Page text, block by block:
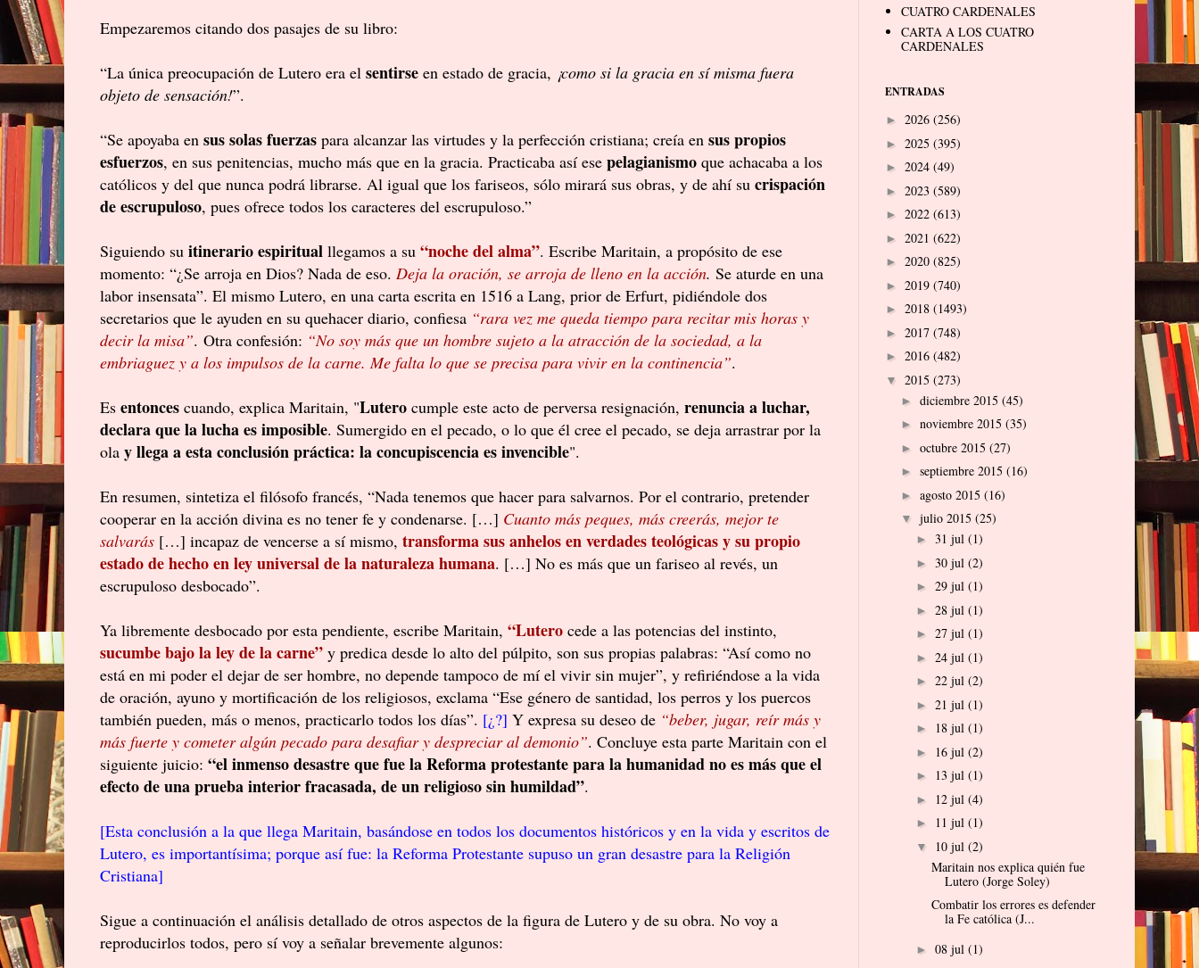
Empezaremos citando dos pasajes de su libro:
“La única preocupación de Lutero era el sentirse en estado de gracia, ¡como si la gracia en sí misma fuera
objeto de sensación!”.
“Se apoyaba en sus solas fuerzas para alcanzar las virtudes y la perfección cristiana; creía en sus propios
esfuerzos, en sus penitencias, mucho más que en la gracia. Practicaba así ese pelagianismo que achacaba a los
católicos y del que nunca podrá librarse. Al igual que los fariseos, sólo mirará sus obras, y de ahí su crispación
de escrupuloso, pues ofrece todos los caracteres del escrupuloso.”
Siguiendo su itinerario espiritual llegamos a su “noche del alma”. Escribe Maritain, a propósito de ese
momento: “¿Se arroja en Dios? Nada de eso. Deja la oración, se arroja de lleno en la acción. Se aturde en una
labor insensata”. El mismo Lutero, en una carta escrita en 1516 a Lang, prior de Erfurt, pidiéndole dos
secretarios que le ayuden en su quehacer diario, confiesa “rara vez me queda tiempo para recitar mis horas y
decir la misa”. Otra confesión: “No soy más que un hombre sujeto a la atracción de la sociedad, a la
embriaguez y a los impulsos de la carne. Me falta lo que se precisa para vivir en la continencia”.
Es entonces cuando, explica Maritain, "Lutero cumple este acto de perversa resignación, renuncia a luchar,
declara que la lucha es imposible. Sumergido en el pecado, o lo que él cree el pecado, se deja arrastrar por la
ola y llega a esta conclusión práctica: la concupiscencia es invencible".
En resumen, sintetiza el filósofo francés, “Nada tenemos que hacer para salvarnos. Por el contrario, pretender
cooperar en la acción divina es no tener fe y condenarse. […] Cuanto más peques, más creerás, mejor te
salvarás […] incapaz de vencerse a sí mismo, transforma sus anhelos en verdades teológicas y su propio
estado de hecho en ley universal de la naturaleza humana. […] No es más que un fariseo al revés, un
escrupuloso desbocado”.
Ya libremente desbocado por esta pendiente, escribe Maritain, “Lutero cede a las potencias del instinto,
sucumbe bajo la ley de la carne” y predica desde lo alto del púlpito, son sus propias palabras: “Así como no
está en mi poder el dejar de ser hombre, no depende tampoco de mí el vivir sin mujer”, y refiriéndose a la vida
de oración, ayuno y mortificación de los religiosos, exclama “Ese género de santidad, los perros y los puercos
también pueden, más o menos, practicarlo todos los días”. [¿?] Y expresa su deseo de “beber, jugar, reír más y
más fuerte y cometer algún pecado para desafiar y despreciar al demonio”. Concluye esta parte Maritain con el
siguiente juicio: “el inmenso desastre que fue la Reforma protestante para la humanidad no es más que el
efecto de una prueba interior fracasada, de un religioso sin humildad”.
[Esta conclusión a la que llega Maritain, basándose en todos los documentos históricos y en la vida y escritos de
Lutero, es importantísima; porque así fue: la Reforma Protestante supuso un gran desastre para la Religión
Cristiana]
Sigue a continuación el análisis detallado de otros aspectos de la figura de Lutero y de su obra. No voy a
reproducirlos todos, pero sí voy a señalar brevemente algunos:
CUATRO CARDENALES
CARTA A LOS CUATRO
CARDENALES
ENTRADAS
► 2026 (256)
► 2025 (395)
► 2024 (49)
► 2023 (589)
► 2022 (613)
► 2021 (622)
► 2020 (825)
► 2019 (740)
► 2018 (1493)
► 2017 (748)
► 2016 (482)
▼ 2015 (273)
► diciembre 2015 (45)
► noviembre 2015 (35)
► octubre 2015 (27)
► septiembre 2015 (16)
► agosto 2015 (16)
▼ julio 2015 (25)
► 31 jul (1)
► 30 jul (2)
► 29 jul (1)
► 28 jul (1)
► 27 jul (1)
► 24 jul (1)
► 22 jul (2)
► 21 jul (1)
► 18 jul (1)
► 16 jul (2)
► 13 jul (1)
► 12 jul (4)
► 11 jul (1)
▼ 10 jul (2)
Maritain nos explica quién fue
Lutero (Jorge Soley)
Combatir los errores es defender
la Fe católica (J...
► 08 jul (1)